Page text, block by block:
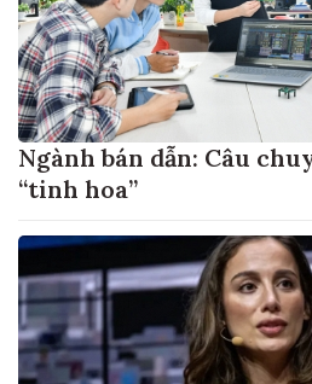
Ngành bán dẫn: Câu
“tinh hoa”